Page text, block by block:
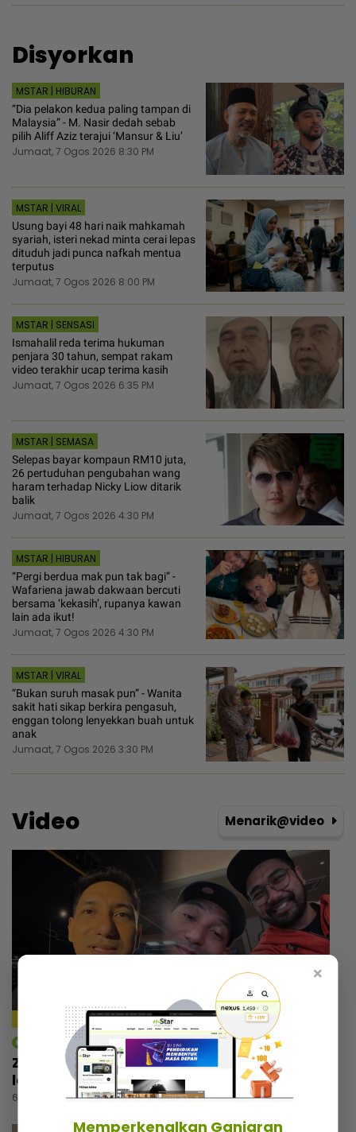
Disyorkan
MSTAR | HIBURAN
“Dia pelakon kedua paling tampan di
Malaysia” - M. Nasir dedah sebab
pilih Aliff Aziz terajui ‘Mansur & Liu’
Jumaat, 7 Ogos 2026 8:30 PM
MSTAR | VIRAL
Usung bayi 48 hari naik mahkamah
syariah, isteri nekad minta cerai lepas
dituduh jadi punca nafkah mentua
terputus
Jumaat, 7 Ogos 2026 8:00 PM
MSTAR | SENSASI
Ismahalil reda terima hukuman
penjara 30 tahun, sempat rakam
video terakhir ucap terima kasih
Jumaat, 7 Ogos 2026 6:35 PM
MSTAR | SEMASA
Selepas bayar kompaun RM10 juta,
26 pertuduhan pengubahan wang
haram terhadap Nicky Liow ditarik
balik
Jumaat, 7 Ogos 2026 4:30 PM
MSTAR | HIBURAN
“Pergi berdua mak pun tak bagi” -
Wafariena jawab dakwaan bercuti
bersama ‘kekasih’, rupanya kawan
lain ada ikut!
Jumaat, 7 Ogos 2026 4:30 PM
MSTAR | VIRAL
“Bukan suruh masak pun” - Wanita
sakit hati sikap berkira pengasuh,
enggan tolong lenyekkan buah untuk
anak
Jumaat, 7 Ogos 2026 3:30 PM
Video Menarik@video
mStar | Hiburan
Zizan Razak rancang wujudkan platform
lawak, beri bayangan ‘comeback’ Jozan
6 jam lalu
×
Memperkenalkan Ganjaran